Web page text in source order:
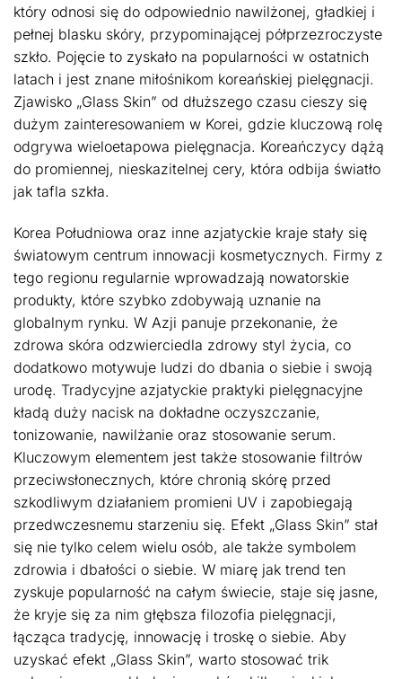
który odnosi się do odpowiednio nawilżonej, gładkiej i
pełnej blasku skóry, przypominającej półprzezroczyste
szkło. Pojęcie to zyskało na popularności w ostatnich
latach i jest znane miłośnikom koreańskiej pielęgnacji.
Zjawisko „Glass Skin” od dłuższego czasu cieszy się
dużym zainteresowaniem w Korei, gdzie kluczową rolę
odgrywa wieloetapowa pielęgnacja. Koreańczycy dążą
do promiennej, nieskazitelnej cery, która odbija światło
jak tafla szkła.
Korea Południowa oraz inne azjatyckie kraje stały się
światowym centrum innowacji kosmetycznych. Firmy z
tego regionu regularnie wprowadzają nowatorskie
produkty, które szybko zdobywają uznanie na
globalnym rynku. W Azji panuje przekonanie, że
zdrowa skóra odzwierciedla zdrowy styl życia, co
dodatkowo motywuje ludzi do dbania o siebie i swoją
urodę. Tradycyjne azjatyckie praktyki pielęgnacyjne
kładą duży nacisk na dokładne oczyszczanie,
tonizowanie, nawilżanie oraz stosowanie serum.
Kluczowym elementem jest także stosowanie filtrów
przeciwsłonecznych, które chronią skórę przed
szkodliwym działaniem promieni UV i zapobiegają
przedwczesnemu starzeniu się. Efekt „Glass Skin” stał
się nie tylko celem wielu osób, ale także symbolem
zdrowia i dbałości o siebie. W miarę jak trend ten
zyskuje popularność na całym świecie, staje się jasne,
że kryje się za nim głębsza filozofia pielęgnacji,
łącząca tradycję, innowację i troskę o siebie. Aby
uzyskać efekt „Glass Skin”, warto stosować trik